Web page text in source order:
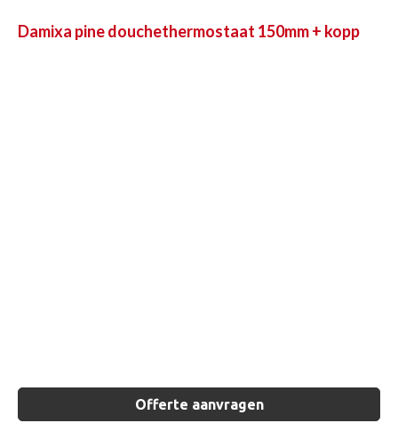
Damixa pine douchethermostaat 150mm + kopp
Offerte aanvragen